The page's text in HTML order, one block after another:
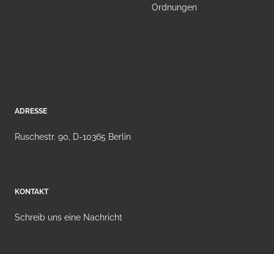
Ordnungen
ADRESSE
Ruschestr. 90, D-10365 Berlin
KONTAKT
Schreib uns eine Nachricht